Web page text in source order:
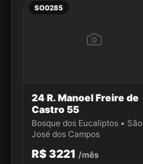
SO0285
24 R. Manoel Freire de
Castro 55
Bosque dos Eucaliptos • São
José dos Campos
R$ 3221 /mês